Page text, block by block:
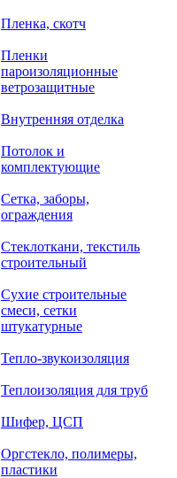
Пленка, скотч
Пленки
пароизоляционные
ветрозащитные
Внутренняя отделка
Потолок и
комплектующие
Сетка, заборы,
ограждения
Стеклоткани, текстиль
строительный
Сухие строительные
смеси, сетки
штукатурные
Тепло-звукоизоляция
Теплоизоляция для труб
Шифер, ЦСП
Оргстекло, полимеры,
пластики